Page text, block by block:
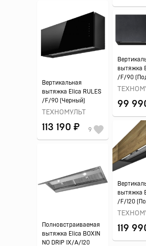
Вертикальная
вытяжка Elica RULES
/F/90 (Черный)
ТЕХНОМУЛЬТ
113 190 ₽ 9
вытяжка
/F/90
99
вытяжка
/F/120
119
Полновстраиваемая
вытяжка Elica BOXIN
NO DRIP IX/A/120